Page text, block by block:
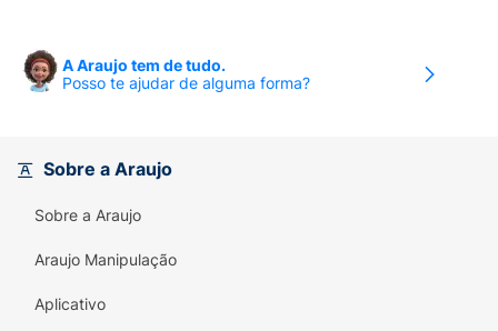
recuperação em diferentes situações.
A Araujo tem de tudo.
Posso te ajudar de alguma forma?
Sobre a Araujo
Sobre a Araujo
Araujo Manipulação
Aplicativo